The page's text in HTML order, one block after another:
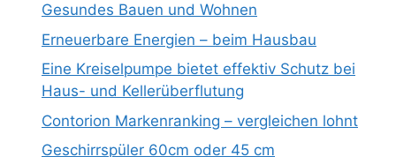
Gesundes Bauen und Wohnen
Erneuerbare Energien – beim Hausbau
Eine Kreiselpumpe bietet effektiv Schutz bei
Haus- und Kellerüberflutung
Contorion Markenranking – vergleichen lohnt
Geschirrspüler 60cm oder 45 cm